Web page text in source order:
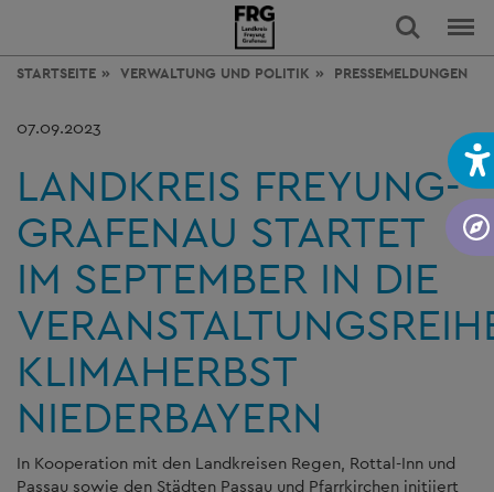
STARTSEITE VERWALTUNG UND POLITIK PRESSEMELDUNGEN
07.09.2023
LANDKREIS FREYUNG-
GRAFENAU STARTET
IM SEPTEMBER IN DIE
KLIMAHERBST
NIEDERBAYERN
In Kooperation mit den Landkreisen Regen, Rottal-Inn und
Passau sowie den Städten Passau und Pfarrkirchen initiiert